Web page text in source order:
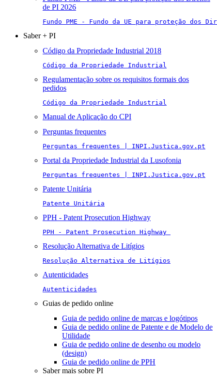
de PI 2026
Fundo PME - Fundo da UE para proteção
Saber + PI
Código da Propriedade Industrial 2018
Código da Propriedade Industrial
Regulamentação sobre os requisitos formais dos
pedidos
Código da Propriedade Industrial
Manual de Aplicação do CPI
Perguntas frequentes
Perguntas frequentes | INPI.Justica.gov.pt
Portal da Propriedade Industrial da Lusofonia
Perguntas frequentes | INPI.Justica.gov.pt
Patente Unitária
Patente Unitária
PPH - Patent Prosecution Highway
PPH - Patent Prosecution Highway
Resolução Alternativa de Litígios
Resolução Alternativa de Litígios
Autenticidades
Autenticidades
Guias de pedido online
Guia de pedido online de marcas e logótipos
Guia de pedido online de Patente e de Modelo de
Utilidade
Guia de pedido online de desenho ou modelo
(design)
Guia de pedido online de PPH
Saber mais sobre PI